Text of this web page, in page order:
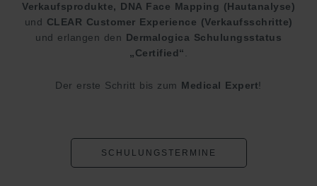
Verkaufsprodukte, DNA Face Mapping (Hautanalyse)
und CLEAR Customer Experience (Verkaufsschritte)
und erlangen den Dermalogica Schulungsstatus
„Certified“
Der erste Schritt bis zum Medical Expert!
SCHULUNGS­TERMINE